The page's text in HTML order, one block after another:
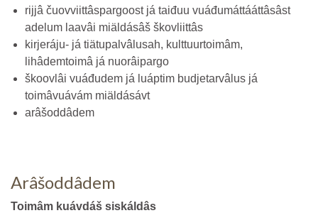
rijjâ čuovviittâspargoost já taiđuu vuáđumáttááttâsâst
adelum laavâi miäldásâš škovliittâs
kirjeráju- já tiätupalvâlusah, kulttuurtoimâm,
lihâdemtoimâ já nuorâipargo
škoovlâi vuáđudem já luáptim budjetarvâlus já
toimâvuávám miäldásávt
arâšoddâdem
Arâšoddâdem
Toimâm kuávdáš siskáldâs